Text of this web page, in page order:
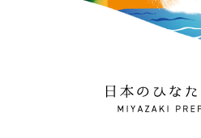
日本のひなた 宮
MIYAZAKI